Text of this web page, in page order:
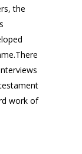
the
work of